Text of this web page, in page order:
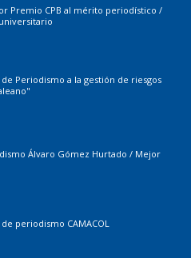
Premio CPB al mérito periodístico /
Periodismo a la gestión de riesgos
Álvaro Gómez Hurtado / Mejor
periodismo CAMACOL